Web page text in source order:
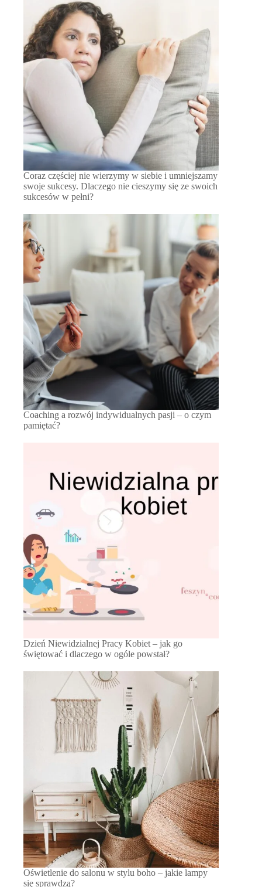
Coraz częściej nie wierzymy w siebie i umniejszamy
swoje sukcesy. Dlaczego nie cieszymy się ze swoich
sukcesów w pełni?
Coaching a rozwój indywidualnych pasji – o czym
pamiętać?
Dzień Niewidzialnej Pracy Kobiet – jak go
świętować i dlaczego w ogóle powstał?
Oświetlenie do salonu w stylu boho – jakie lampy
się sprawdzą?